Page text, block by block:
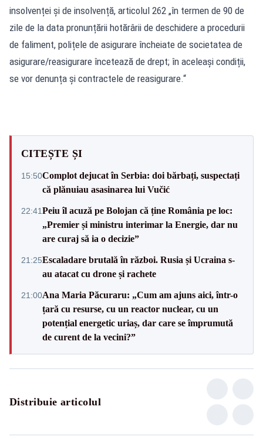
insolvenței și de insolvență, articolul 262 „în termen de 90 de
zile de la data pronunțării hotărârii de deschidere a procedurii
de faliment, polițele de asigurare încheiate de societatea de
asigurare/reasigurare încetează de drept; în aceleași condiții,
se vor denunța și contractele de reasigurare.“
CITEȘTE ȘI
15:50Complot dejucat în Serbia: doi bărbați, suspectați
că plănuiau asasinarea lui Vučić
22:41Peiu îl acuză pe Bolojan că ține România pe loc:
„Premier și ministru interimar la Energie, dar nu
are curaj să ia o decizie”
21:25Escaladare brutală în război. Rusia și Ucraina s-
au atacat cu drone și rachete
21:00Ana Maria Păcuraru: „Cum am ajuns aici, într-o
țară cu resurse, cu un reactor nuclear, cu un
potențial energetic uriaș, dar care se împrumută
de curent de la vecini?”
Distribuie articolul